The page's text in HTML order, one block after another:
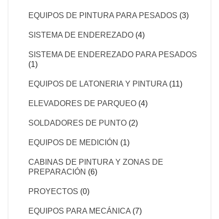
EQUIPOS DE PINTURA PARA PESADOS (3)
SISTEMA DE ENDEREZADO (4)
SISTEMA DE ENDEREZADO PARA PESADOS
(1)
EQUIPOS DE LATONERIA Y PINTURA (11)
ELEVADORES DE PARQUEO (4)
SOLDADORES DE PUNTO (2)
EQUIPOS DE MEDICIÓN (1)
CABINAS DE PINTURA Y ZONAS DE
PREPARACIÓN (6)
PROYECTOS (0)
EQUIPOS PARA MECÁNICA (7)